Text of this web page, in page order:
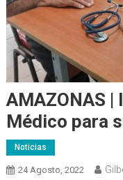
AMAZONAS
Médico para
Noticias
24 Agosto, 2022